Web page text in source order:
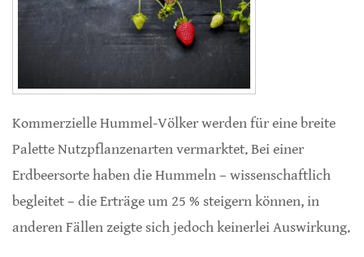
Kommerzielle Hummel-Völker werden für eine breite
Palette Nutzpflanzenarten vermarktet. Bei einer
Erdbeersorte haben die Hummeln – wissenschaftlich
begleitet – die Erträge um 25 % steigern können, in
anderen Fällen zeigte sich jedoch keinerlei Auswirkung.